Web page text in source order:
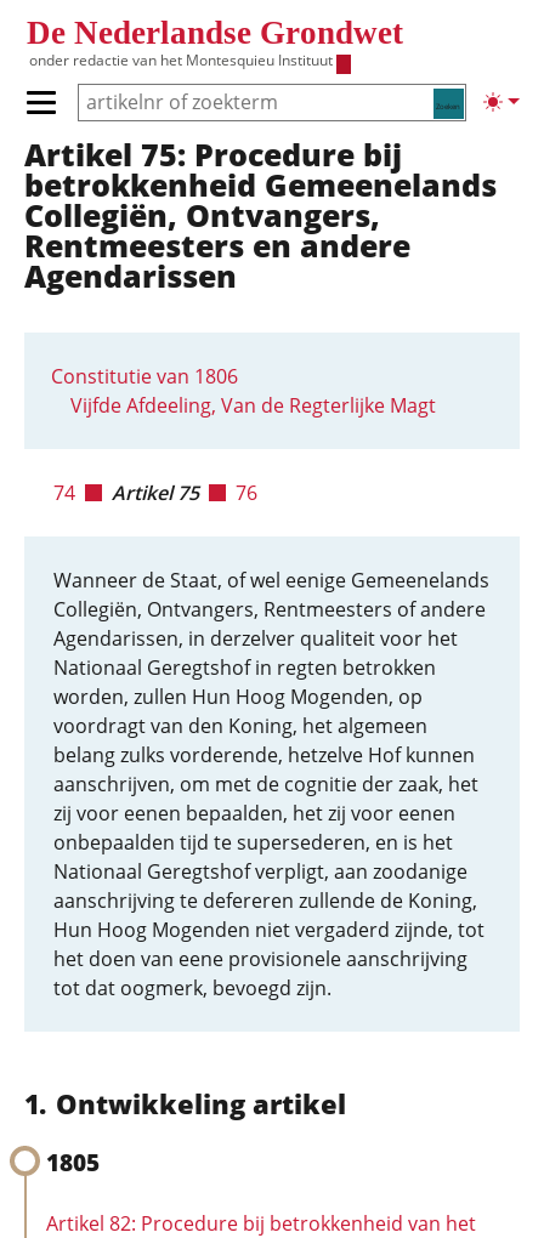
De Nederlandse Grondwet
onder redactie van het Montesquieu Instituut
Zoeken
Primair menu tonen/verbergen
Hoofdnavigatie
Artikel 75: Procedure bij
betrokkenheid Gemeenelands
Collegiën, Ontvangers,
Rentmeesters en andere
Agendarissen
Constitutie van 1806
Vijfde Afdeeling, Van de Regterlijke Magt
74 Artikel 75 76
Wanneer de Staat, of wel eenige Gemeenelands
Collegiën, Ontvangers, Rentmeesters of andere
Agendarissen, in derzelver qualiteit voor het
Nationaal Geregtshof in regten betrokken
worden, zullen Hun Hoog Mogenden, op
voordragt van den Koning, het algemeen
belang zulks vorderende, hetzelve Hof kunnen
aanschrijven, om met de cognitie der zaak, het
zij voor eenen bepaalden, het zij voor eenen
onbepaalden tijd te supersederen, en is het
Nationaal Geregtshof verpligt, aan zoodanige
aanschrijving te defereren zullende de Koning,
Hun Hoog Mogenden niet vergaderd zijnde, tot
het doen van eene provisionele aanschrijving
tot dat oogmerk, bevoegd zijn.
Ontwikkeling artikel
1805
Artikel 82: Procedure bij betrokkenheid van het